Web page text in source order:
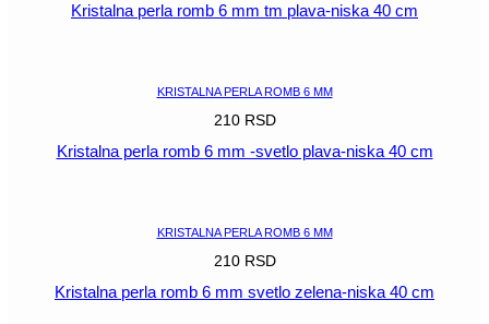
Kristalna perla romb 6 mm tm plava-niska 40 cm
KRISTALNA PERLA ROMB 6 MM
210 RSD
Kristalna perla romb 6 mm -svetlo plava-niska 40 cm
KRISTALNA PERLA ROMB 6 MM
210 RSD
Kristalna perla romb 6 mm svetlo zelena-niska 40 cm